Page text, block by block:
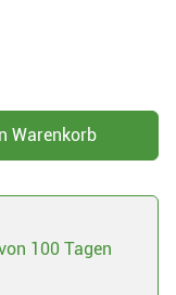
Warenkorb
100 Tagen